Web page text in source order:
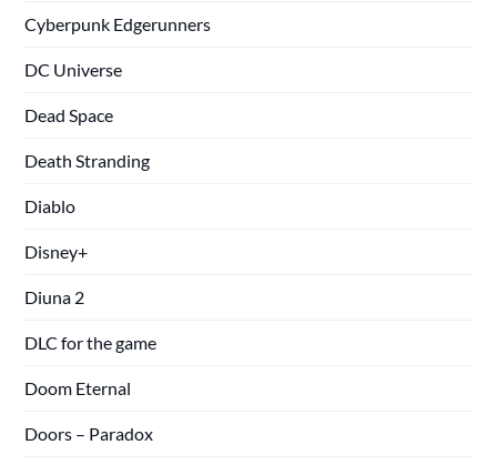
Cyberpunk Edgerunners
DC Universe
Dead Space
Death Stranding
Diablo
Disney+
Diuna 2
DLC for the game
Doom Eternal
Doors – Paradox